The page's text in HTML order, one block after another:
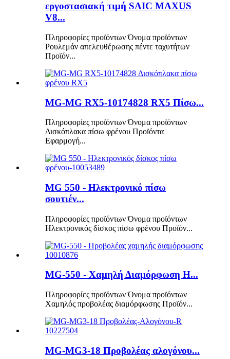
εργοστασιακή τιμή SAIC MAXUS
V8...
Πληροφορίες προϊόντων Όνομα προϊόντων
Ρουλεμάν απελευθέρωσης πέντε ταχυτήτων
Προϊόν...
MG-MG RX5-10174828 RX5 Πίσω...
Πληροφορίες προϊόντων Όνομα προϊόντων
Δισκόπλακα πίσω φρένου Προϊόντα
Εφαρμογή...
MG 550 - Ηλεκτρονικό πίσω
σουτιέν...
Πληροφορίες προϊόντων Όνομα προϊόντων
Ηλεκτρονικός δίσκος πίσω φρένου Προϊόν...
MG-550 - Χαμηλή Διαμόρφωση H...
Πληροφορίες προϊόντων Όνομα προϊόντων
Χαμηλός προβολέας διαμόρφωσης Προϊόν...
MG-MG3-18 Προβολέας αλογόνου...